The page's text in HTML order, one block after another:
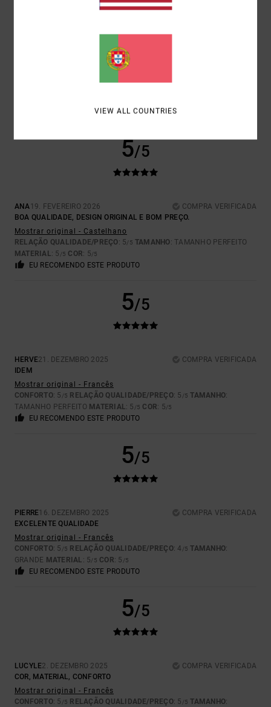
CLIENT ANONYME VÉRIFIÉ3. MARÇO 2026
A COR É FANTÁSTICA E O MODELO É INOVADOR
EU RECOMENDO ESTE PRODUTO
5/5
ANA19. FEVEREIRO 2026
COMPRA VERIFICADA
BOA QUALIDADE, DESIGN ORIGINAL E BOM PREÇO.
Mostrar original - Castelhano
RELAÇÃO QUALIDADE/PREÇO: 5/5 TAMANHO: TAMANHO PERFEITO
MATERIAL: 5 /5 COR: 5/5
EU RECOMENDO ESTE PRODUTO
5/5
HERVE21. DEZEMBRO 2025
COMPRA VERIFICADA
IDEM
Mostrar original - Francês
CONFORTO: 5 /5 RELAÇÃO QUALIDADE/PREÇO: 5 /5 TAMANHO:
TAMANHO PERFEITO MATERIAL: 5 /5 COR: 5/5
EU RECOMENDO ESTE PRODUTO
5/5
PIERRE16. DEZEMBRO 2025
COMPRA VERIFICADA
EXCELENTE QUALIDADE
Mostrar original - Francês
CONFORTO: 5 /5 RELAÇÃO QUALIDADE/PREÇO: 4 /5 TAMANHO:
GRANDE MATERIAL : 5/5 COR: 5 /5
EU RECOMENDO ESTE PRODUTO
5/5
LUCYLE2. DEZEMBRO 2025
COMPRA VERIFICADA
COR, MATERIAL, CONFORTO
Mostrar original - Francês
CONFORTO: 5 /5 RELAÇÃO QUALIDADE/PREÇO: 5 /5 TAMANHO:
VIEW ALL COUNTRIES